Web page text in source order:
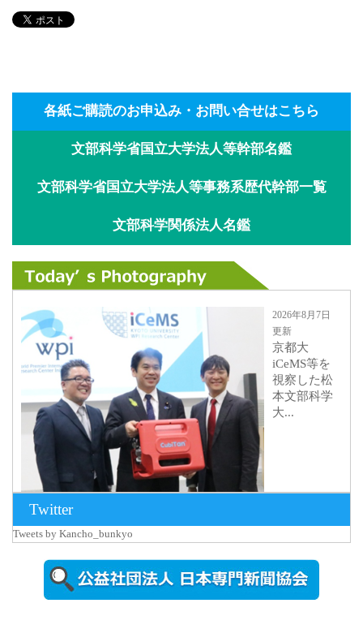
各紙ご購読のお申込み・お問い合せはこちら
文部科学省国立大学法人等幹部名鑑
文部科学省国立大学法人等事務系歴代幹部一覧
文部科学関係法人名鑑
2026年8月7日
更新
京都大
iCeMS等を
視察した松
本文部科学
大...
2026年8月5日
更新
農工大で大
Twitter
Tweets by Kancho_bunkyo